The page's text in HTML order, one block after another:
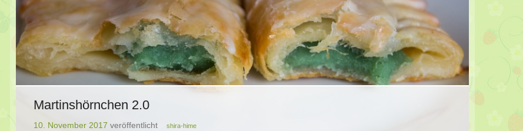
Martinshörnchen 2.0
10. November 2017 veröffentlicht shira-hime